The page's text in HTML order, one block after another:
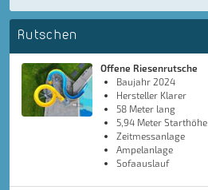
Rutschen
Offene Riesenrutsche
Baujahr 2024
Hersteller Klarer
58 Meter lang
5,94 Meter Starthöhe
Zeitmessanlage
Ampelanlage
Sofaauslauf